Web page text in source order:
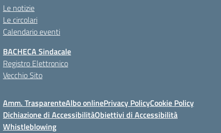
Le notizie
Le circolari
Calendario eventi
BACHECA Sindacale
Registro Elettronico
Vecchio Sito
Amm. TrasparenteAlbo onlinePrivacy PolicyCookie Policy
Dichiazione di AccessibilitàObiettivi di Accessibilità
Whistleblowing